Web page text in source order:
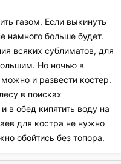
газом. Если выкинуть
намного больше будет.
всяких сублиматов, для
Но ночью в
и развести костер.
в поисках
в обед кипятить воду на
для костра не нужно
обойтись без топора.